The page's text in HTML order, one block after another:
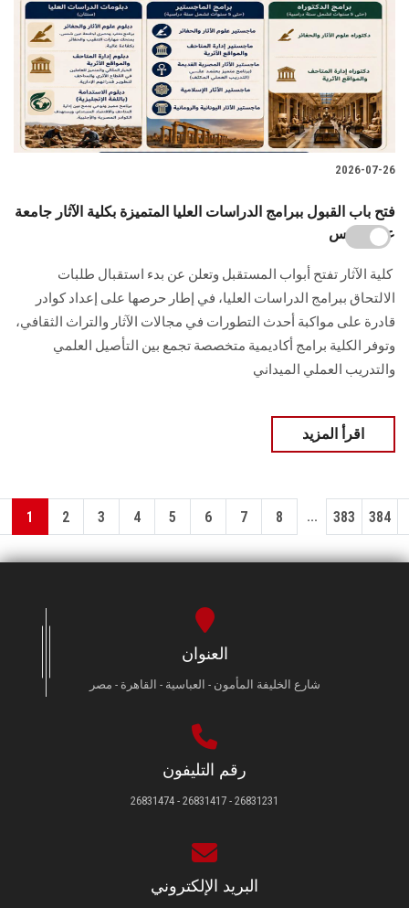
2026-07-26
فتح باب القبول ببرامج الدراسات العليا المتميزة بكلية الآثار جامعة
عين شمس
​ كلية الآثار تفتح أبواب المستقبل وتعلن عن بدء استقبال طلبات
الالتحاق ببرامج الدراسات العليا، في إطار حرصها على إعداد كوادر
قادرة على مواكبة أحدث التطورات في مجالات الآثار والتراث الثقافي،
وتوفر الكلية برامج أكاديمية متخصصة تجمع بين التأصيل العلمي
والتدريب العملي الميداني
اقرأ المزيد
1 2 3 4 5 6 7 8 ... 383 384
العنوان
شارع الخليفة المأمون - العباسية - القاهرة - مصر
رقم التليفون
26831231 - 26831417 - 26831474
البريد الإلكتروني